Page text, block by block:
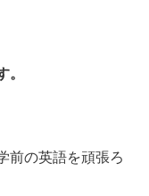
前の英語を頑張ろ